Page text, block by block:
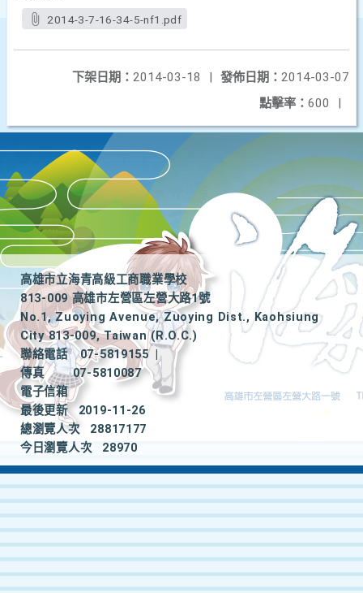
2014-3-7-16-34-5-nf1.pdf
發佈日期： 2014-03-07
下架日期： 2014-03-18
|
點擊率： 600 |
高雄市立海青高級工商職業學校
813-009 高雄市左營區左營大路1號
No.1, Zuoying Avenue, Zuoying Dist., Kaohsiung
City 813-009, Taiwan (R.O.C.)
聯絡電話
07-5819155
|
傳真
07-5810087
電子信箱
最後更新
2019-11-26
總瀏覽人次
28817177
今日瀏覽人次
28970